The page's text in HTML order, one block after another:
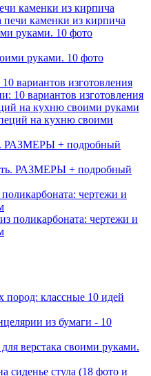
каменки из кирпича
руками. 10 фото
вариантов изготовления
на кухню своими руками
РАЗМЕРЫ + подробный
чертежи и
пород: классные 10 идей
из бумаги - 10
верстака своими руками.
сиденье стула (18 фото и